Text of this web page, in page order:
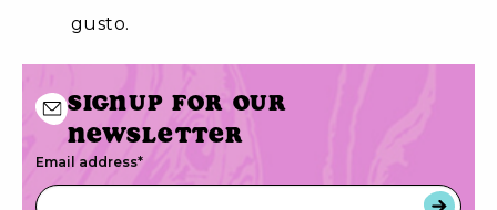
gusto.
Signup for our
newsletter
Email address*